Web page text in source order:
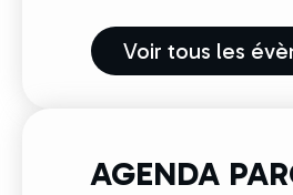
Voir tous les
AGENDA